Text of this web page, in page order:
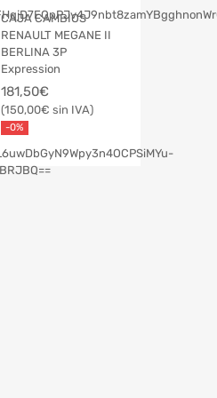
CAJA CAMBIOS
RENAULT MEGANE II
BERLINA 3P
Expression
181,50€
150,00€
-0%